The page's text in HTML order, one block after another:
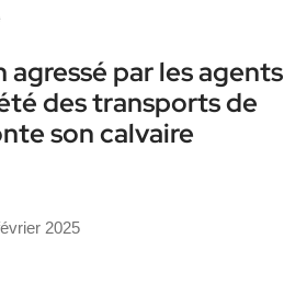
agressé par les agents
des transports de
son calvaire
2025